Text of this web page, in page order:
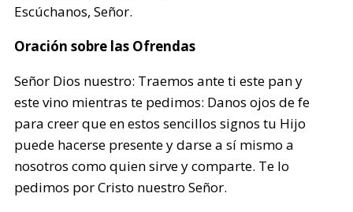
Escúchanos, Señor.
Oración sobre las Ofrendas
Señor Dios nuestro: Traemos ante ti este pan y
este vino mientras te pedimos: Danos ojos de fe
para creer que en estos sencillos signos tu Hijo
puede hacerse presente y darse a sí mismo a
nosotros como quien sirve y comparte. Te lo
pedimos por Cristo nuestro Señor.